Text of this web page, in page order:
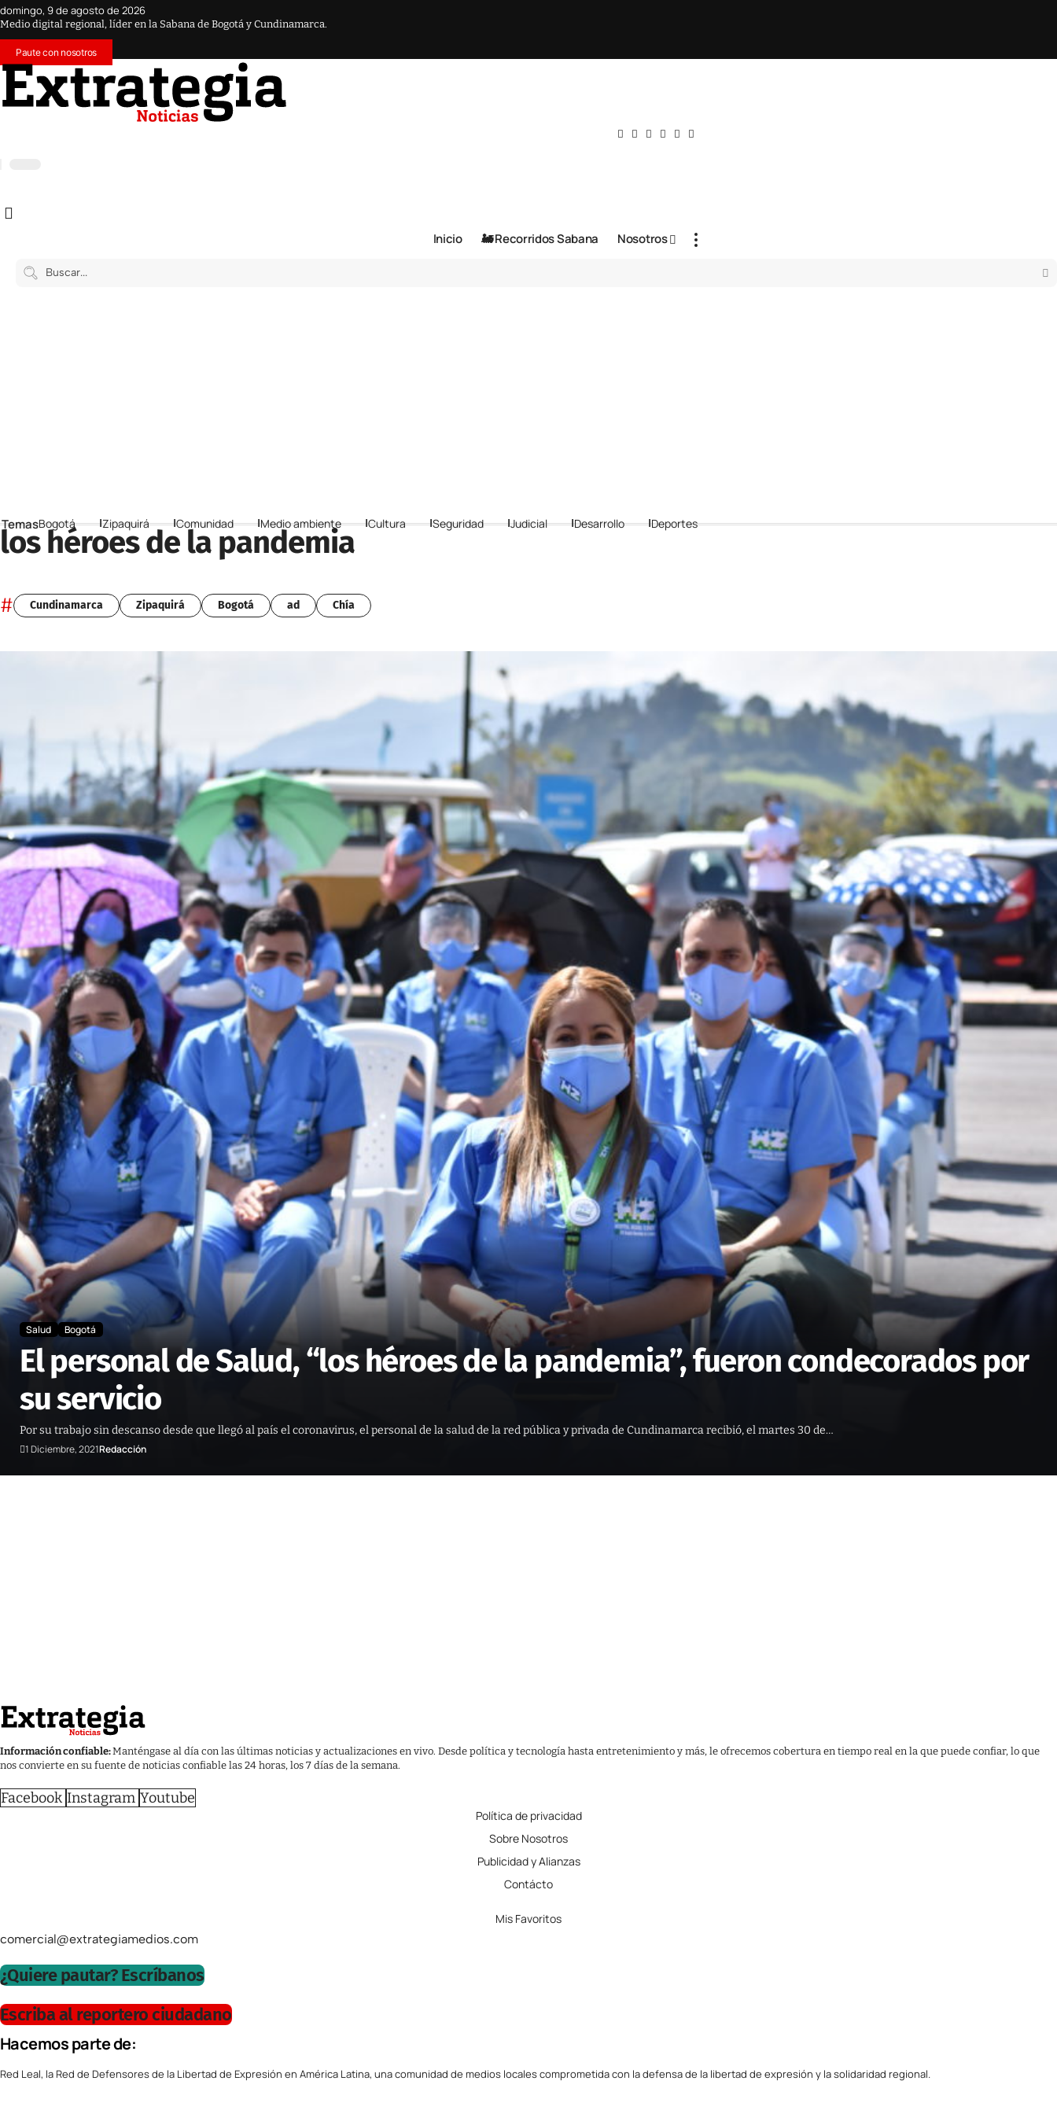
domingo, 9 de agosto de 2026
Medio digital regional, líder en la Sabana de Bogotá y Cundinamarca.
Paute con nosotros
Inicio 🚂 Recorridos Sabana Nosotros
Bogotá Zipaquirá Comunidad Medio ambiente Cultura Seguridad Judicial Desarrollo Deportes
los héroes de la pandemia
# Cundinamarca Zipaquirá Bogotá ad Chía
Salud Bogotá
El personal de Salud, “los héroes de la pandemia”, fueron condecorados por
su servicio
Por su trabajo sin descanso desde que llegó al país el coronavirus, el personal de la salud de la red pública y privada de Cundinamarca recibió, el martes 30 de…
1 Diciembre, 2021Redacción
Información confiable:Manténgase al día con las últimas noticias y actualizaciones en vivo. Desde política y tecnología hasta entretenimiento y más, le ofrecemos cobertura en tiempo real en la que puede confiar, lo que
nos convierte en su fuente de noticias confiable las 24 horas, los 7 días de la semana.
Facebook Instagram Youtube
Política de privacidad
Sobre Nosotros
Publicidad y Alianzas
Contácto
Mis Favoritos
comercial@extrategiamedios.com
¿Quiere pautar? Escríbanos
Escriba al reportero ciudadano
Hacemos parte de:
Red Leal, la Red de Defensores de la Libertad de Expresión en América Latina, una comunidad de medios locales comprometida con la defensa de la libertad de expresión y la solidaridad regional.